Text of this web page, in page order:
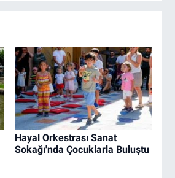
Hayal Orkestrası Sanat
Sokağı'nda Çocuklarla Buluştu